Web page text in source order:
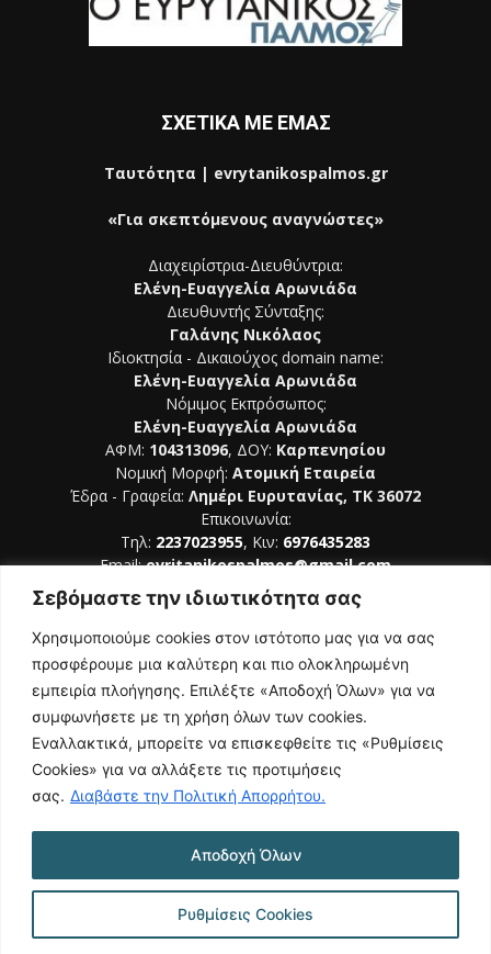
Σεβόμαστε την ιδιωτικότητα σας
Χρησιμοποιούμε cookies στον ιστότοπο μας για να σας
προσφέρουμε μια καλύτερη και πιο ολοκληρωμένη
εμπειρία πλοήγησης. Επιλέξτε «Αποδοχή Όλων» για να
συμφωνήσετε με τη χρήση όλων των cookies.
Εναλλακτικά, μπορείτε να επισκεφθείτε τις «Ρυθμίσεις
Cookies» για να αλλάξετε τις προτιμήσεις
σας. Διαβάστε την Πολιτική Απορρήτου.
Ρυθμίσεις Cookies
Αποδοχή Όλων
ΣΧΕΤΙΚΑ ΜΕ ΕΜΑΣ
Ταυτότητα | evrytanikospalmos.gr
«Για σκεπτόμενους αναγνώστες»
Διαχειρίστρια-Διευθύντρια:
Ελένη-Ευαγγελία Αρωνιάδα
Διευθυντής Σύνταξης:
Γαλάνης Νικόλαος
Ιδιοκτησία - Δικαιούχος domain name:
Ελένη-Ευαγγελία Αρωνιάδα
Νόμιμος Εκπρόσωπος:
Ελένη-Ευαγγελία Αρωνιάδα
ΑΦΜ: 104313096, ΔΟΥ: Καρπενησίου
Νομική Μορφή: Ατομική Εταιρεία
Έδρα - Γραφεία: Λημέρι Ευρυτανίας, ΤΚ 36072
Επικοινωνία:
Τηλ: 2237023955, Κιν: 6976435283
Email:evritanikospalmos@gmail.com
ΑΚΟΛΟΥΘΗΣΕ ΜΑΣ
Όροι Χρήσης
Κατασκευή Ιστοσελίδας | Κοκοτίνης Δημήτριος